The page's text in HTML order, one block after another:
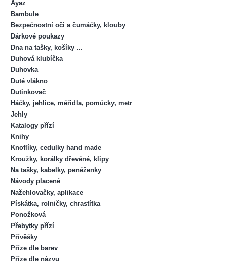
Ayaz
Bambule
Bezpečnostní oči a čumáčky, klouby
Dárkové poukazy
Dna na tašky, košíky ...
Duhová klubíčka
Duhovka
Duté vlákno
Dutinkovač
Háčky, jehlice, měřidla, pomůcky, metr
Jehly
Katalogy přízí
Knihy
Knoflíky, cedulky hand made
Kroužky, korálky dřevěné, klipy
Na tašky, kabelky, peněženky
Návody placené
Nažehlovačky, aplikace
Pískátka, rolničky, chrastítka
Ponožková
Přebytky přízí
Přívěšky
Příze dle barev
Příze dle názvu